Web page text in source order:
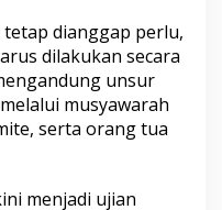
dianggap perlu,
dilakukan secara
unsur
musyawarah
serta orang tua
menjadi ujian